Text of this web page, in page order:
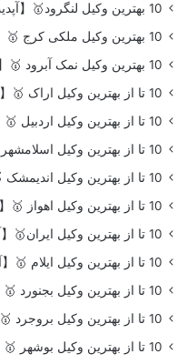
10 بهترین وکیل لنگرود🥇【آپدیت جدید】⚖️
10 بهترین وکیل ملکی کرج 🥇【آپدیت جدید】⚖️
10 بهترین وکیل نمک آبرود 🥇【آپدیت جدید】⚖️
10 تا از بهترین وکیل اراک 🥇【آپدیت جدید】⚖️
10 تا از بهترین وکیل اردبیل 🥇【آپدیت جدید】
10 تا از بهترین وکیل اسلامشهر 🥇【آپدیت جدید】
10 تا از بهترین وکیل اندیمشک 🥇【آپدیت جدید】
10 تا از بهترین وکیل اهواز 🥇【آپدیت جدید】⚖️
10 تا از بهترین وکیل ایران🥇【آپدیت جدید】
10 تا از بهترین وکیل ایلام 🥇【آپدیت جدید】
10 تا از بهترین وکیل بجنورد 🥇【آپدیت جدید】
10 تا از بهترین وکیل بروجرد 🥇【آپدیت جدید】
10 تا از بهترین وکیل بوشهر 🥇【آپدیت جدید】